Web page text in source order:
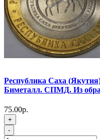
Республика Саха
Биметалл. СПМД. Из
75.00р.
+
-